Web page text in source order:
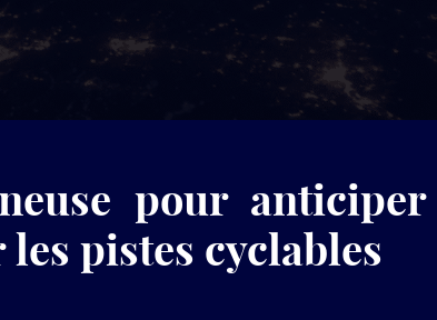
pour
pistes cyclables